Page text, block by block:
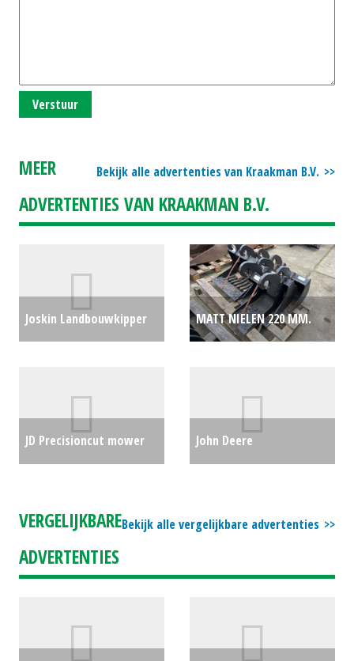
Verstuur
Bekijk alle advertenties van Kraakman B.V.
MEER
ADVERTENTIES VAN KRAAKMAN B.V.
Joskin Landbouwkipper
MATT NIELEN 220 MM.
JD Precisioncut mower
John Deere
54" (137cm) maaideck
Bekijk alle vergelijkbare advertenties
VERGELIJKBARE
ADVERTENTIES